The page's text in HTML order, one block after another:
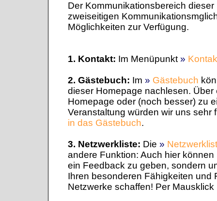
Der Kommunikationsbereich
zweiseitigen
Möglichkeiten zur Verfügung.
1. Kontakt: Im Menüpunkt »
2. Gästebuch: Im » Gästebuch
dieser Homepage nachlesen.
Homepage oder (noch besser) zu
Veranstaltung würden wir uns
in das Gästebuch.
3. Netzwerkliste: Die »
andere Funktion: Auch hier
ein Feedback zu geben, sondern
Ihren besonderen Fähigkeiten und
Netzwerke schaffen! Per